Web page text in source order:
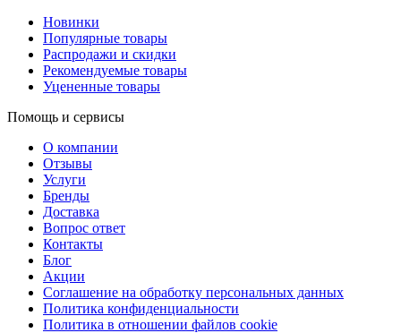
Новинки
Популярные товары
Распродажи и скидки
Рекомендуемые товары
Уцененные товары
Помощь и сервисы
О компании
Отзывы
Услуги
Бренды
Доставка
Вопрос ответ
Контакты
Блог
Акции
Соглашение на обработку персональных данных
Политика конфиденциальности
Политика в отношении файлов cookie